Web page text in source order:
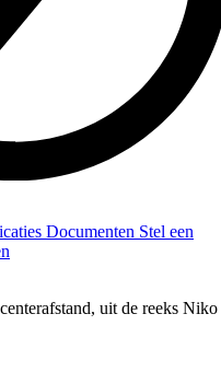
Documenten Stel een
uit de reeks Niko